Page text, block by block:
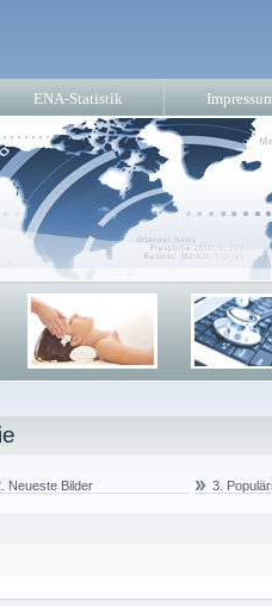
ENA-Statistik
Neueste Bilder 3.